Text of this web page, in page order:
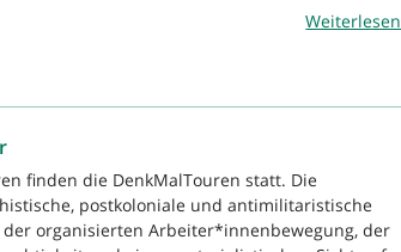
Weiterlesen
finden die DenkMalTouren statt. Die
postkoloniale und antimilitaristische
organisierten Arbeiter*innenbewegung, der